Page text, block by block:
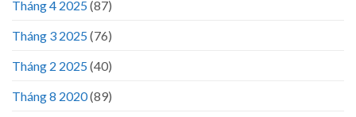
Tháng 4 2025(87)
Tháng 3 2025(76)
Tháng 2 2025(40)
Tháng 8 2020(89)